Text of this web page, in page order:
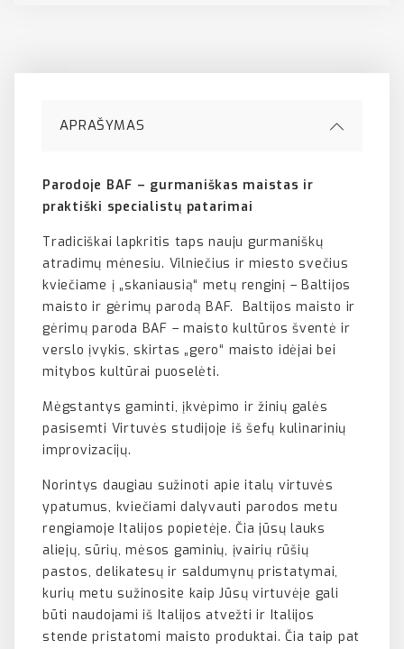
APRAŠYMAS
Parodoje BAF – gurmaniškas maistas ir
praktiški specialistų patarimai
Tradiciškai lapkritis taps nauju gurmaniškų
atradimų mėnesiu. Vilniečius ir miesto svečius
kviečiame į „skaniausią“ metų renginį – Baltijos
maisto ir gėrimų parodą BAF. Baltijos maisto ir
gėrimų paroda BAF – maisto kultūros šventė ir
verslo įvykis, skirtas „gero“ maisto idėjai bei
mitybos kultūrai puoselėti.
Mėgstantys gaminti, įkvėpimo ir žinių galės
pasisemti Virtuvės studijoje iš šefų kulinarinių
improvizacijų.
Norintys daugiau sužinoti apie italų virtuvės
ypatumus, kviečiami dalyvauti parodos metu
rengiamoje Italijos popietėje. Čia jūsų lauks
aliejų, sūrių, mėsos gaminių, įvairių rūšių
pastos, delikatesų ir saldumynų pristatymai,
kurių metu sužinosite kaip Jūsų virtuvėje gali
būti naudojami iš Italijos atvežti ir Italijos
stende pristatomi maisto produktai. Čia taip pat